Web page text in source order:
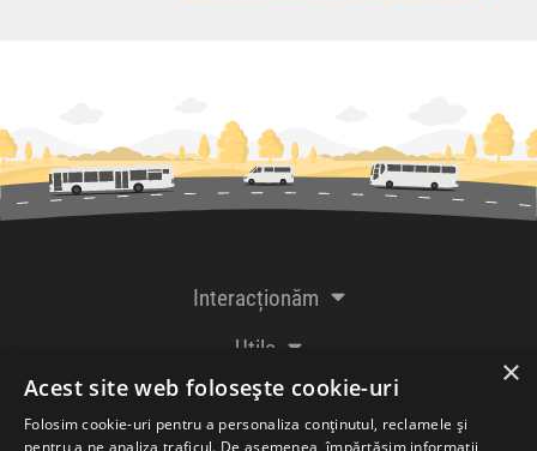
Interacționăm
Utile
De la creatorii
×
Acest site web folosește cookie-uri
Folosim cookie-uri pentru a personaliza conținutul, reclamele și
pentru a ne analiza traficul. De asemenea, împărtășim informații